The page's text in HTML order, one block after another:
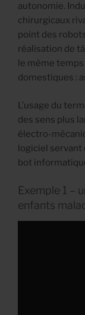
autonomie.
chirurgicaux
point des
réalisation de
le même
domestiques :
L’usage du
des sens plus
électro-
logiciel servant
bot
Exemple 1 –
enfants